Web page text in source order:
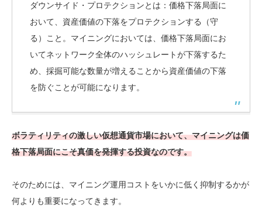
ダウンサイド・プロテクションとは：価格下落局面に
おいて、資産価値の下落をプロテクションする（守
る）こと。マイニングにおいては、価格下落局面にお
いてネットワーク全体のハッシュレートが下落するた
め、採掘可能な数量が増えることから資産価値の下落
を防ぐことが可能になります。
ボラティリティの激しい仮想通貨市場において、マイニングは価
格下落局面にこそ真価を発揮する投資なのです。
そのためには、マイニング運用コストをいかに低く抑制するかが
何よりも重要になってきます。